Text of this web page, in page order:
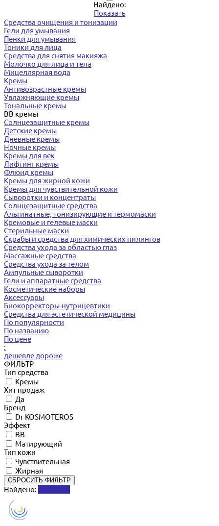
Найдено:
Показать
Средства очищения и тонизации
Гели для умывания
Пенки для умывания
Тоники для лица
Средства для снятия макияжа
Молочко для лица и тела
Мицеллярная вода
Кремы
Антивозрастные кремы
Увлажняющие кремы
Тональные кремы
BB кремы
Солнцезащитные кремы
Детские кремы
Дневные кремы
Ночные кремы
Кремы для век
Лифтинг кремы
Флюид кремы
Кремы для жирной кожи
Кремы для чувствительной кожи
Сыворотки и концентраты
Солнцезащитные средства
Альгинатные, тонизирующие и термомаски
Кремовые и гелевые маски
Стерильные маски
Скрабы и средства для химических пилингов
Средства ухода за областью глаз
Массажные средства
Средства ухода за телом
Ампульные сыворотки
Гели и аппаратные средства
Косметические наборы
Аксессуары
Биокорректоры-нутрицевтики
Средства для эстетической медицины
По популярности
По названию
По цене
:
дешевле дороже
ФИЛЬТР
Тип средства
Кремы
Хит продаж
Да
Бренд
Dr KOSMOTEROS
Эффект
BB
Матирующий
Тип кожи
Чувствительная
Жирная
СБРОСИТЬ ФИЛЬТР
Найдено: